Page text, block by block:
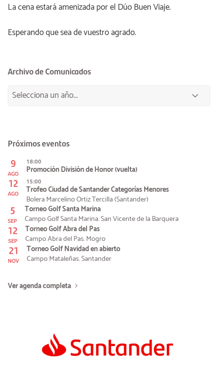
La cena estará amenizada por el Dúo Buen Viaje.
Esperando que sea de vuestro agrado.
Archivo de Comunicados
Próximos eventos
9
AGO
18:00
Promoción División de Honor (vuelta)
12
AGO
15:00
Trofeo Ciudad de Santander Categorías Menores
Bolera Marcelino Ortiz Tercilla (Santander)
5
SEP
Torneo Golf Santa Marina
Campo Golf Santa Marina. San Vicente de la Barquera
12
SEP
Torneo Golf Abra del Pas
Campo Abra del Pas. Mogro
21
NOV
Torneo Golf Navidad en abierto
Campo Mataleñas. Santander
Ver agenda completa